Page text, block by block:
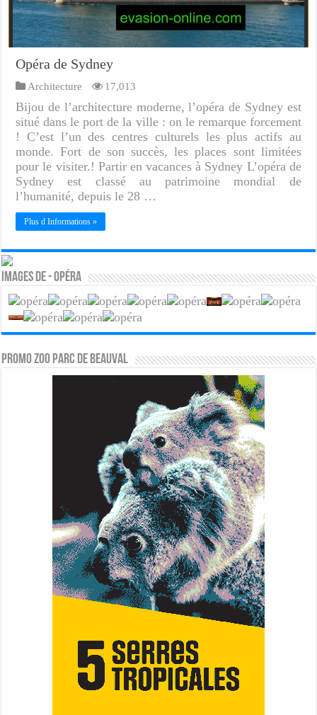
Opéra de Sydney
Architecture 17,013
Bijou de l’architecture moderne, l’opéra de Sydney est
situé dans le port de la ville : on le remarque forcement
! C’est l’un des centres culturels les plus actifs au
monde. Fort de son succès, les places sont limitées
pour le visiter.! Partir en vacances à Sydney L’opéra de
Sydney est classé au patrimoine mondial de
l’humanité, depuis le 28 …
Plus d Informations »
Images de - Opéra
PROMO ZOO PARC DE BEAUVAL